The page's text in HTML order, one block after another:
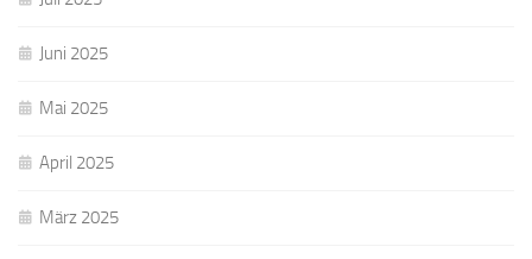
Juni 2025
Mai 2025
April 2025
März 2025